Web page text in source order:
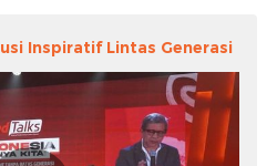
Inspiratif Lintas Generasi